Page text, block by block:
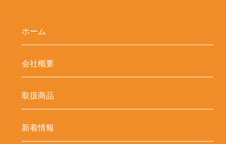
ホーム
会社概要
取扱商品
新着情報